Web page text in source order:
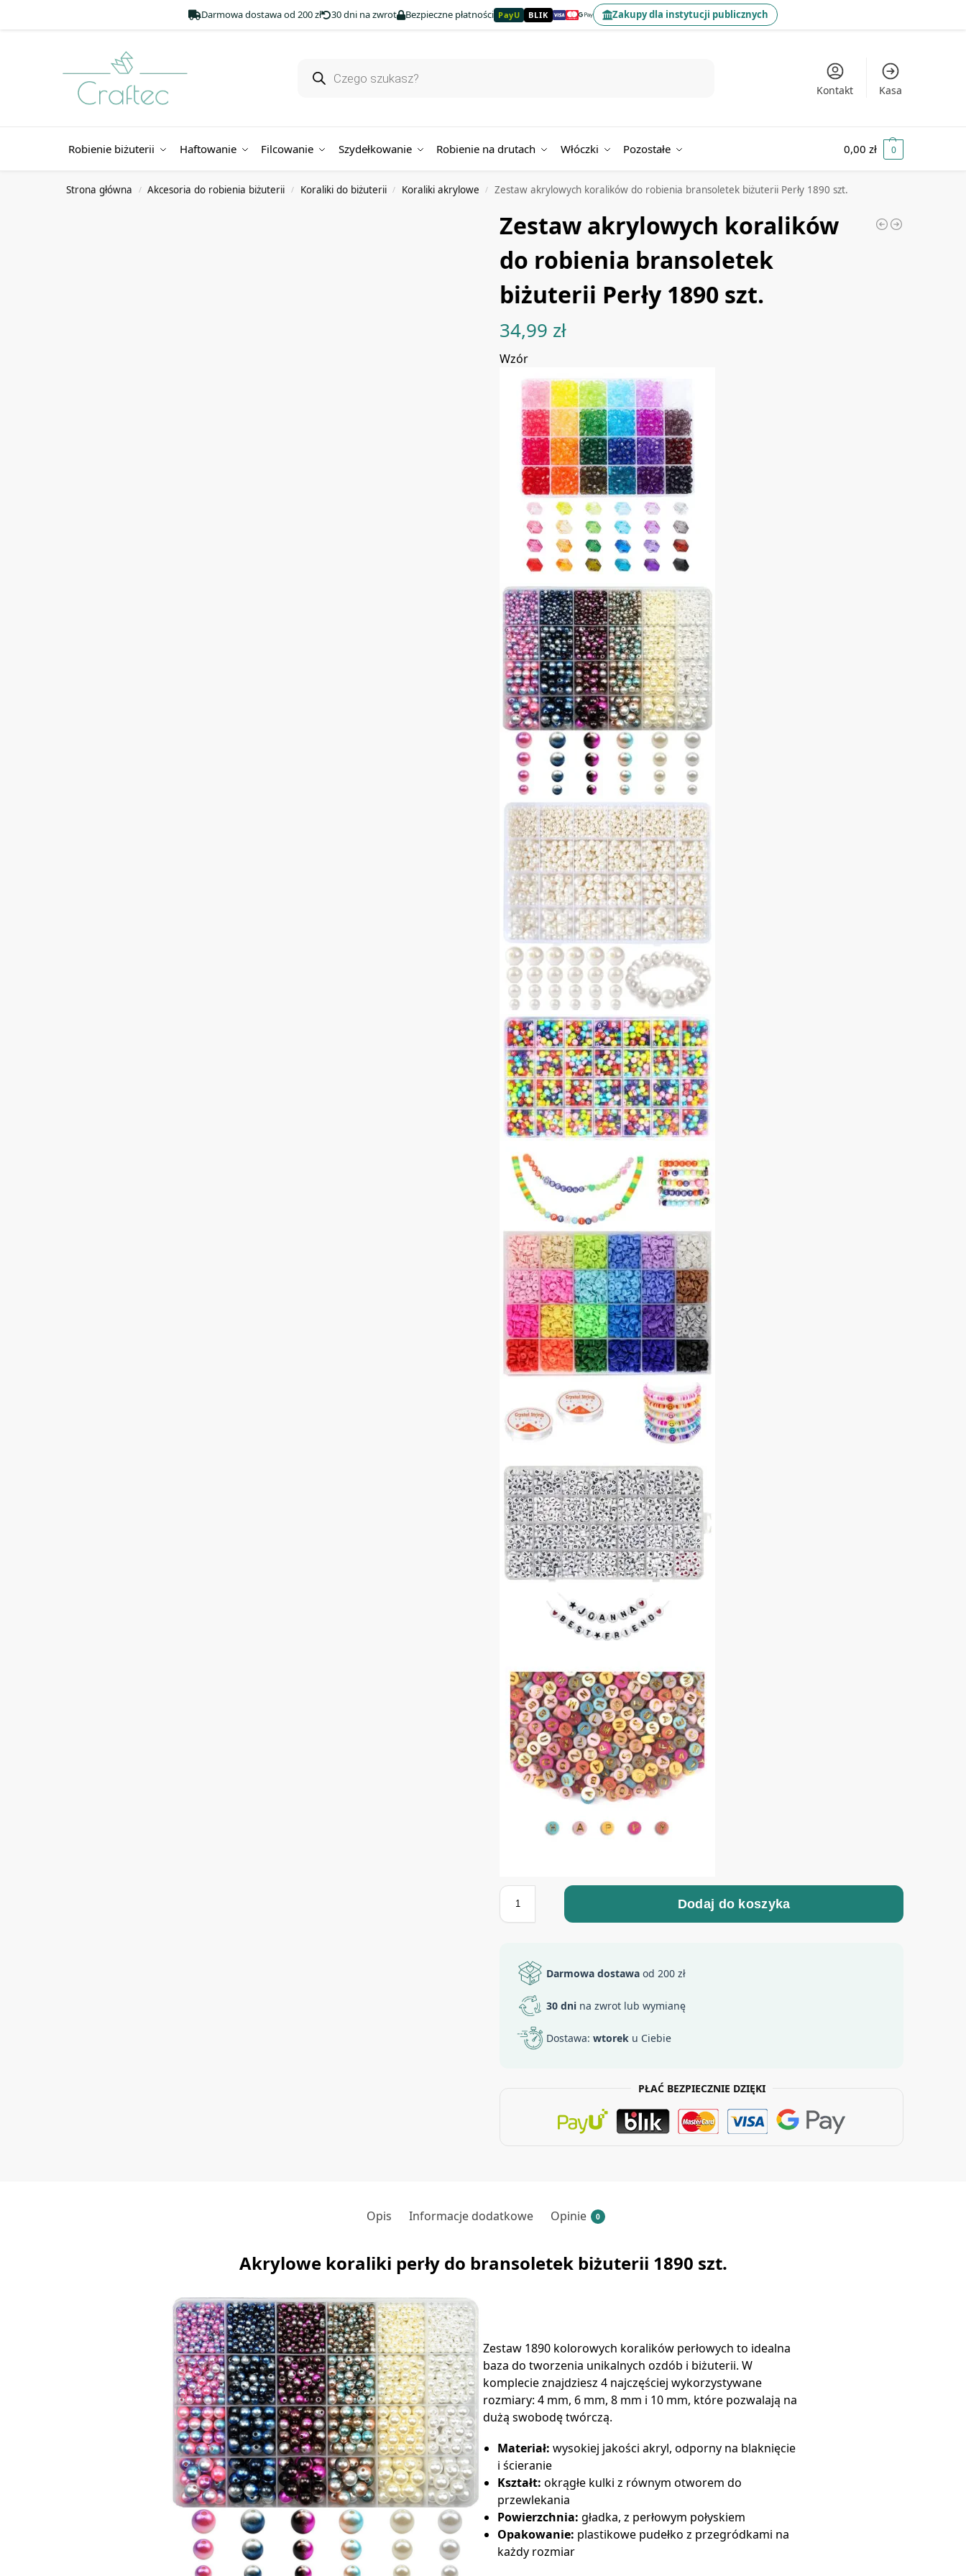
Darmowa dostawa od 200 zł 30 dni na zwrot Bezpieczne płatności PayU BLIK Zakupy dla instytucji publicznych
Kontakt Kasa
Robienie biżuterii Haftowanie Filcowanie Szydełkowanie Robienie na drutach Włóczki Pozostałe 0,00 zł 0
Strona główna / Akcesoria do robienia biżuterii / Koraliki do biżuterii / Koraliki akrylowe / Zestaw akrylowych koralików do robienia bransoletek biżuterii Perły 1890 szt.
Zestaw akrylowych koralików
do robienia bransoletek
biżuterii Perły 1890 szt.
34,99 zł
Wzór
Dodaj do koszyka
Darmowa dostawa od 200 zł
30 dni na zwrot lub wymianę
Dostawa:wtorek u Ciebie
PŁAĆ BEZPIECZNIE DZIĘKI
Opis Informacje dodatkowe Opinie 0
Akrylowe koraliki perły do bransoletek biżuterii 1890 szt.
Zestaw 1890 kolorowych koralików perłowych to idealna
baza do tworzenia unikalnych ozdób i biżuterii. W
komplecie znajdziesz 4 najczęściej wykorzystywane
rozmiary: 4 mm, 6 mm, 8 mm i 10 mm, które pozwalają na
dużą swobodę twórczą.
Materiał: wysokiej jakości akryl, odporny na blaknięcie
i ścieranie
Kształt: okrągłe kulki z równym otworem do
przewlekania
Powierzchnia: gładka, z perłowym połyskiem
Opakowanie: plastikowe pudełko z przegródkami na
każdy rozmiar